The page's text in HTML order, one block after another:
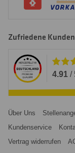
Zufriedene Kunden
4.91 /
Über Uns
Kundenservice
Vertrag widerrufen